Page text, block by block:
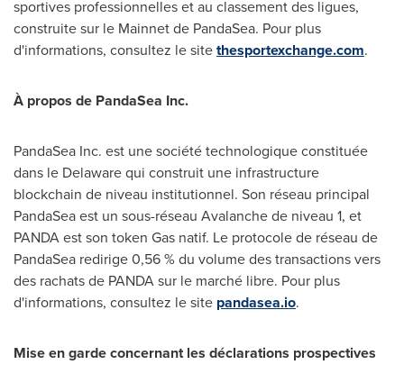
sportives professionnelles et au classement des ligues,
construite sur le Mainnet de PandaSea. Pour plus
d'informations, consultez le sitethesportexchange.com.
À propos de PandaSea Inc.
PandaSea Inc. est une société technologique constituée
dans le Delaware qui construit une infrastructure
blockchain de niveau institutionnel. Son réseau principal
PandaSea est un sous-réseau Avalanche de niveau 1, et
PANDA est son token Gas natif. Le protocole de réseau de
PandaSea redirige 0,56 % du volume des transactions vers
des rachats de PANDA sur le marché libre. Pour plus
d'informations, consultez le site pandasea.io.
Mise en garde concernant les déclarations prospectives